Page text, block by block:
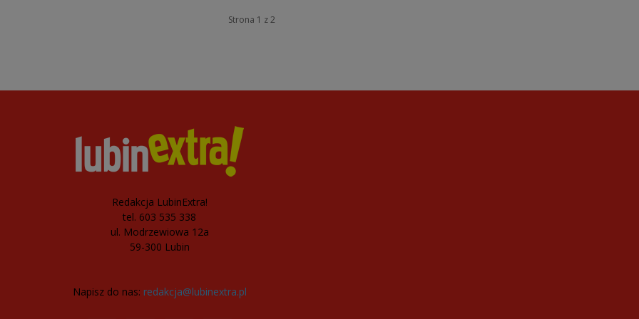
Strona 1 z 2
Redakcja LubinExtra!
tel. 603 535 338
ul. Modrzewiowa 12a
59-300 Lubin
Napisz do nas: redakcja@lubinextra.pl